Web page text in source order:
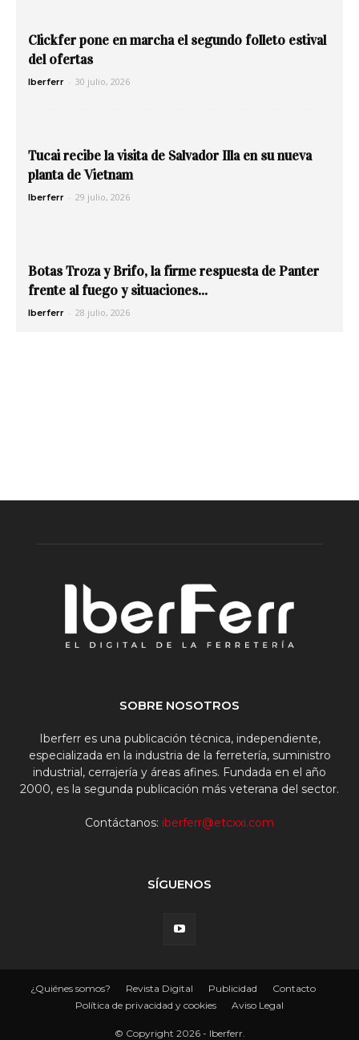
Clickfer pone en marcha el segundo folleto estival
del ofertas
Iberferr - 30 julio, 2026
Tucai recibe la visita de Salvador Illa en su nueva
planta de Vietnam
Iberferr - 29 julio, 2026
Botas Troza y Brifo, la firme respuesta de Panter
frente al fuego y situaciones...
Iberferr - 28 julio, 2026
SOBRE NOSOTROS
Iberferr es una publicación técnica, independiente,
especializada en la industria de la ferretería, suministro
industrial, cerrajería y áreas afines. Fundada en el año
2000, es la segunda publicación más veterana del sector.
Contáctanos: iberferr@etcxxi.com
SÍGUENOS
¿Quiénes somos? Revista Digital Publicidad
Contacto
Política de privacidad y cookies
Aviso Legal
© Copyright 2026 - Iberferr.